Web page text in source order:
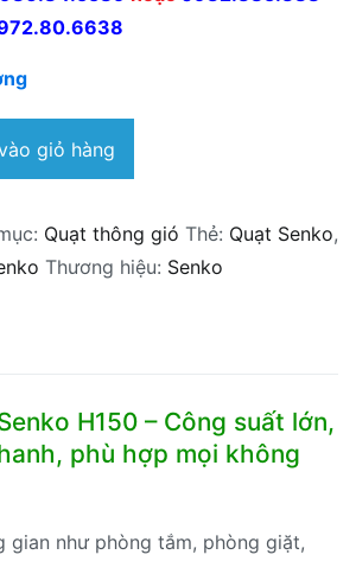
giỏ hàng
Quạt thông gió Thẻ: Quạt Senko,
Thương hiệu: Senko
H150 – Công suất lớn,
phù hợp mọi không
như phòng tắm, phòng giặt,